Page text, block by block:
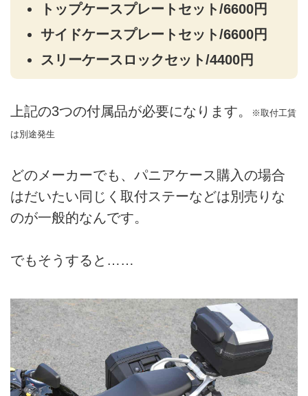
トップケースプレートセット/6600円
サイドケースプレートセット/6600円
スリーケースロックセット/4400円
上記の3つの付属品が必要になります。 ※取付工賃
は別途発生
どのメーカーでも、パニアケース購入の場合
はだいたい同じく取付ステーなどは別売りな
のが一般的なんです。
でもそうすると……